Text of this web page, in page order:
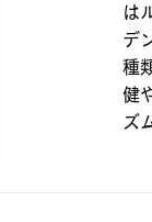
は
デ
種
健
ズ